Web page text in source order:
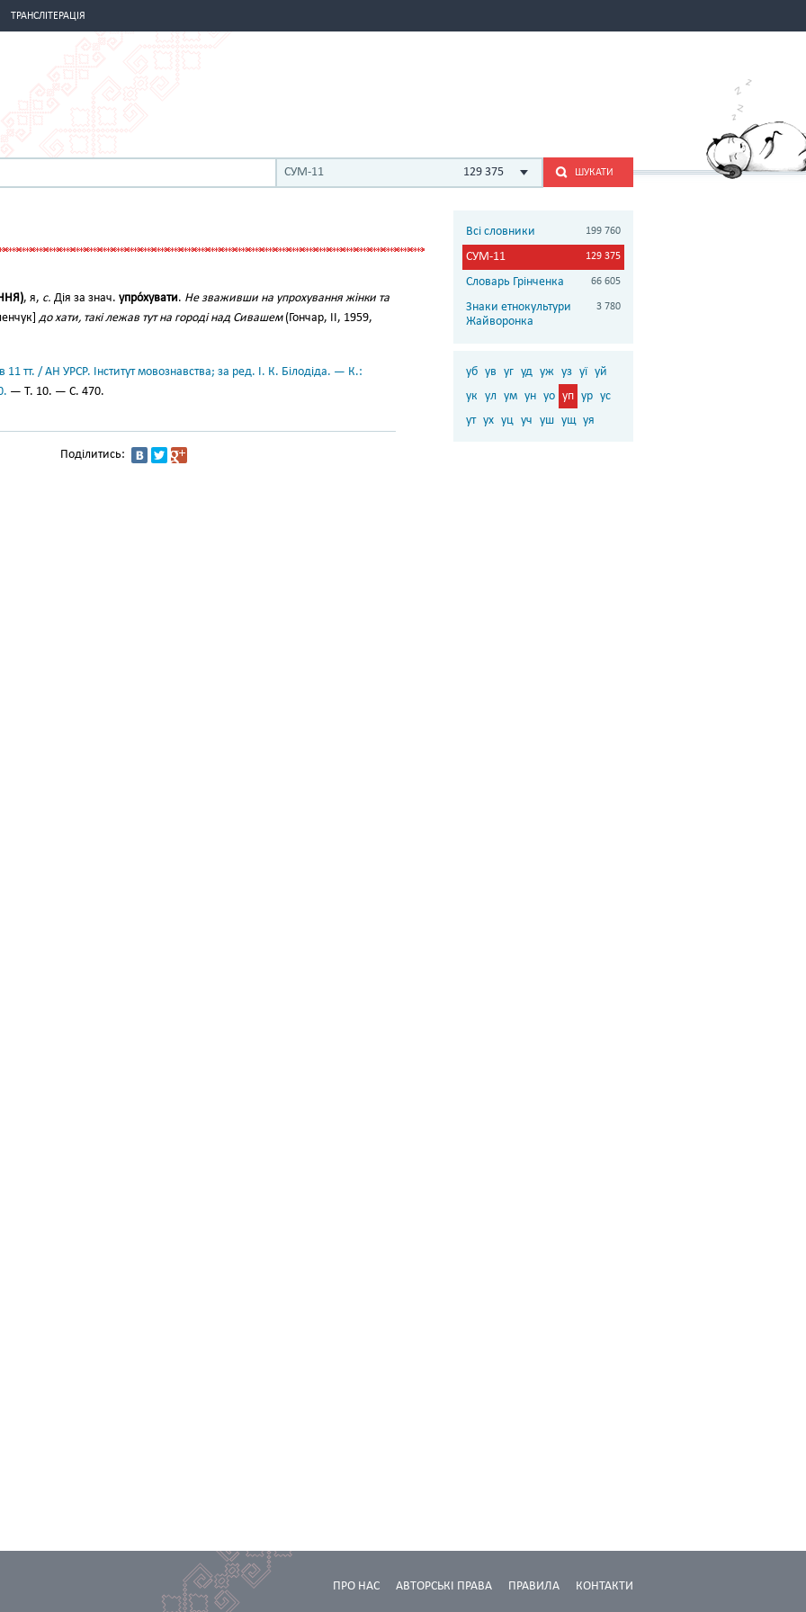
ТРАНСЛІТЕРАЦІЯ
СУМ-11 129 375 ШУКАТИ
, я, с. Дія за знач. упро́хувати. Не зваживши на упрохування жінки та
до хати, такі лежав тут на городі над Сивашем(Гончар, II, 1959,
11 тт. / АН УРСР. Інститут мовознавства; за ред. І. К. Білодіда. — К.:
— Т. 10. — С. 470.
Поділитись:
Всі словники 199 760
СУМ-11 129 375
Словарь Грінченка 66 605
Знаки етнокультури
Жайворонка
3 780
уб ув уг уд уж уз уї уй
ук ул ум ун уо уп ур ус
ут ух уц уч уш ущ уя
КОНТАКТИ
ПРАВИЛА
АВТОРСЬКІ ПРАВА
ПРО НАС